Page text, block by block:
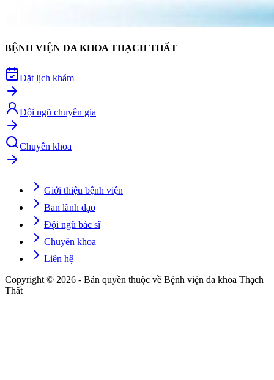
BỆNH VIỆN ĐA KHOA THẠCH THẤT
Đặt lịch khám
Đội ngũ chuyên gia
Chuyên khoa
Giới thiệu bệnh viện
Ban lãnh đạo
Đội ngũ bác sĩ
Chuyên khoa
Liên hệ
Copyright © 2026 - Bản quyền thuộc về Bệnh viện đa khoa Thạch
Thất